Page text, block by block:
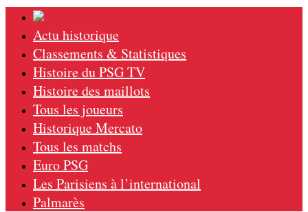
Actu historique
Classements & Statistiques
Histoire du PSG TV
Histoire des maillots
Tous les joueurs
Historique Mercato
Tous les matchs
Euro PSG
Les Parisiens à l’international
Palmarès